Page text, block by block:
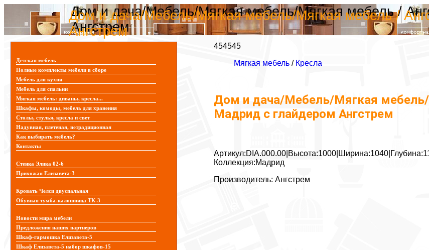
Дом и дача/Мебель/Мягкая мебель/Мягкая мебель /
Ангстрем
Дом и дача/Мебель/Мягкая мебель/Мягкая мебель /
Ангстрем
454545
Мягкая мебель / Кресла
Дом и дача/Мебель/Мягкая
Мадрид с глайдером Ангстрем
Коллекция:Мадрид
Производитель: Ангстрем
Детская мебель
Полные комплекты мебели в сборе
Мебель для кухни
Мебель для спальни
Мягкая мебель: диваны, кресла...
Шкафы, комоды, мебель для хранения
Столы, стулья, кресла и свет
Надувная, плетеная, нетрадиционная
Как выбирать мебель?
Контакты
Стенка Элика 02-6
Прихожая Елизавета-3
Кровать Челси двуспальная
Обувная тумба-калошница ТК-3
Новости мира мебели
Предложения наших партнеров
Шкаф-гармошка Елизавета-5
Шкаф Елизавета-5 набор шкафов-15